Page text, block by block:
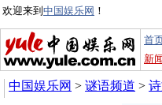
欢迎来到 中国娱乐网 ！
首
新
中国娱乐网 > 谜语频道 >